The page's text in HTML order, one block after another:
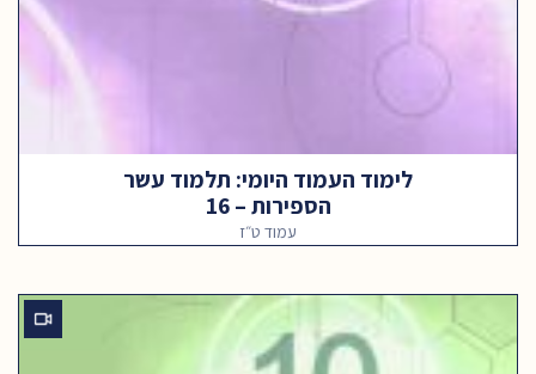
לימוד העמוד היומי: תלמוד עשר
הספירות – 16
עמוד ט״ז